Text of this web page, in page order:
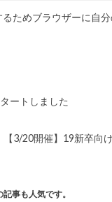
ためブラウザーに自
ートしました
【3/20開催】19新卒
記事も人気です。